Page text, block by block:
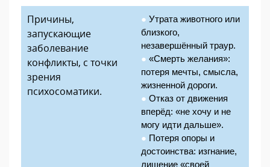
Причины,
запускающие
заболевание
конфликты, с точки
зрения
психосоматики.
● Утрата животного или
близкого,
незавершённый траур.
● «Смерть желания»:
потеря мечты, смысла,
жизненной дороги.
● Отказ от движения
вперёд: «не хочу и не
могу идти дальше».
● Потеря опоры и
достоинства: изгнание,
лишение «своей